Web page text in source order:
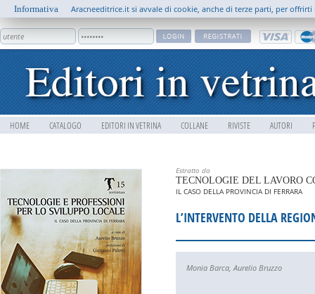
HOME CATALOGO EDITORI IN VETRINA COLLANE RIVISTE AUTORI
Informativa Aracneeditrice.it si avvale di cookie, anche di terze parti, per
Estratto da
TECNOLOGIE DEL LAVORO
IL CASO DELLA PROVINCIA DI FERRARA
L’INTERVENTO DELLA
Monia Barca,Aurelio Bruzzo